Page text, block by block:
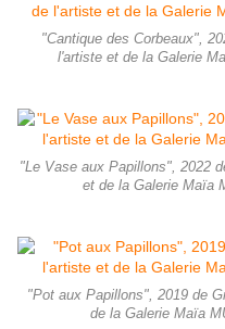
"Cantique des Corbeaux",
l'artiste et de la Galerie
"Le Vase aux Papillons", 2022
et de la Galerie Maïa
"Pot aux Papillons", 2019 de
de la Galerie Maïa